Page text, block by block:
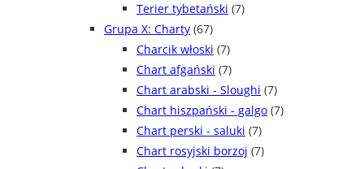
Terier tybetański (7)
Grupa X: Charty (67)
Charcik włoski (7)
Chart afgański (7)
Chart arabski - Sloughi (7)
Chart hiszpański - galgo (7)
Chart perski - saluki (7)
Chart rosyjski borzoj (7)